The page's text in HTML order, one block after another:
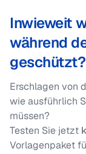
Inwieweit
während
geschützt?
Erschlagen von
wie ausführlich
müssen?
Testen Sie jetzt
Vorlagenpaket